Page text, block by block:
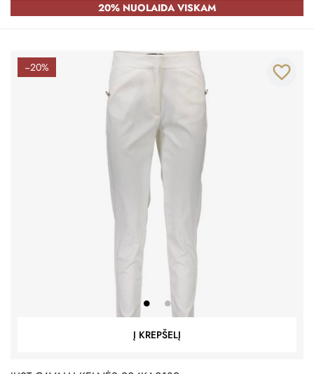
20% NUOLAIDA VISKAM
−20%
Į KREPŠELĮ
favorite_border